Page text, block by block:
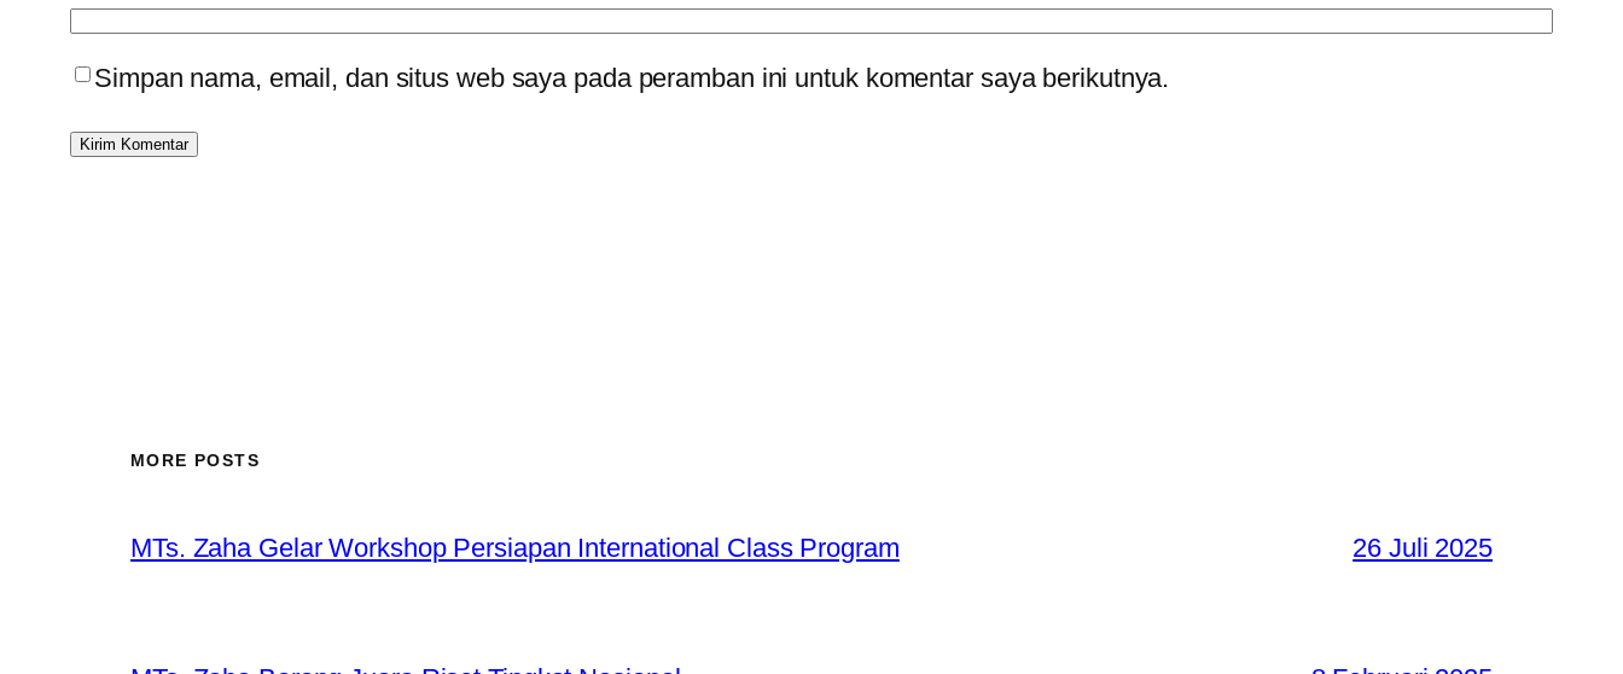
Simpan nama, email, dan situs web saya pada peramban ini untuk komentar saya berikutnya.
MORE POSTS
MTs. Zaha Gelar Workshop Persiapan International Class Program 26 Juli 2025